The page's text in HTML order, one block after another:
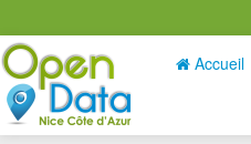
Accueil